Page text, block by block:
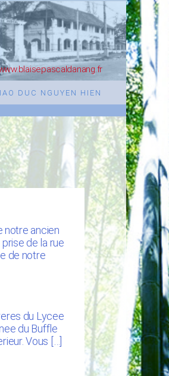
DUC NGUYEN HIEN
notre ancien
de la rue
de notre
du Lycee
du Buffle
Vous […]